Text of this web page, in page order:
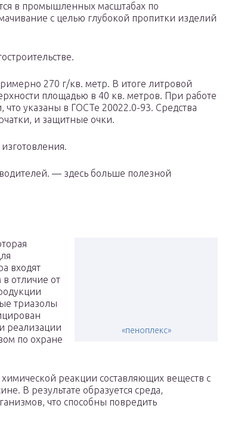
в промышленных масштабах по
с целью глубокой пропитки изделий
270 г/кв. метр. В итоге литровой
площадью в 40 кв. метров. При работе
что указаны в ГОСТе 20022.0-93. Средства
и защитные очки.
— здесь больше полезной
«пеноплекс»
входят
отличие от
триазолы
реализации
по охране
реакции составляющих веществ с
В результате образуется среда,
что способны повредить